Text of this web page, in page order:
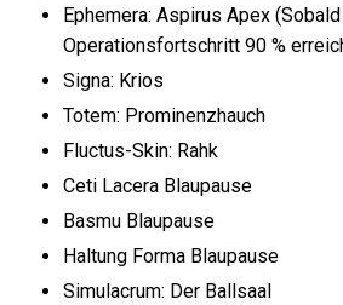
Ephemera: Aspirus Apex
Operationsfortschritt 90 %
Signa: Krios
Totem: Prominenzhauch
Fluctus-Skin: Rahk
Ceti Lacera Blaupause
Basmu Blaupause
Haltung Forma Blaupause
Simulacrum: Der Ballsaal